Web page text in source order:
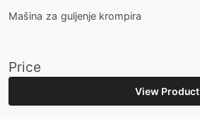
Mašina za guljenje krompira
Price
View Product